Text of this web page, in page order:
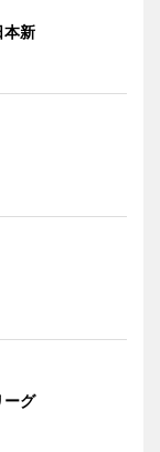
本新
グ